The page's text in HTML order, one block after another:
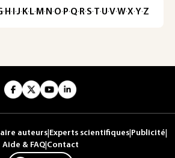
· H · ·J· K· L· M · N ·O· P·Q· R·S·T·U·V·W·X·Y·Z
auteurs Experts scientifiques Publicité
Aide & FAQ| Contact